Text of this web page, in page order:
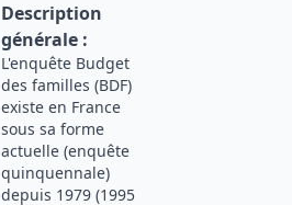
Description
générale :
L'enquête Budget
des familles (BDF)
existe en France
sous sa forme
actuelle (enquête
quinquennale)
depuis 1979 (1995